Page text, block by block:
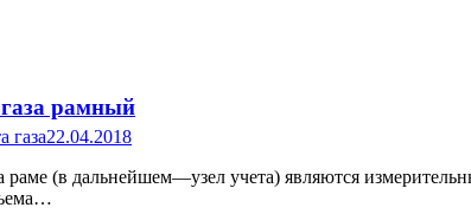
рамный
газа22.04.2018
раме (в дальнейшем—узел учета) являются